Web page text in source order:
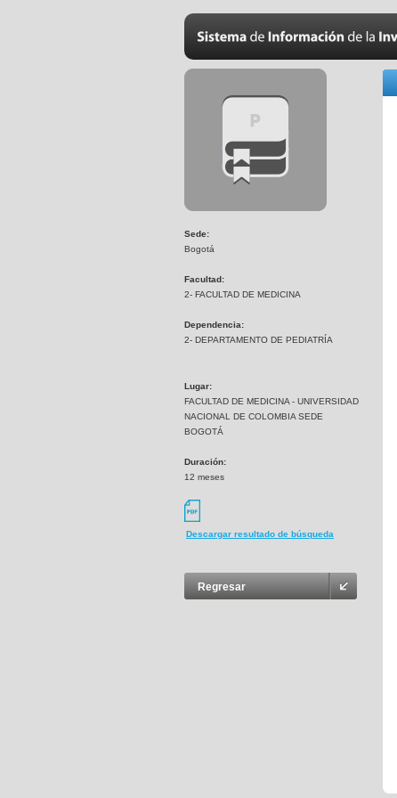
Sede:
Bogotá
Facultad:
2- FACULTAD DE MEDICINA
Dependencia:
2- DEPARTAMENTO DE PEDIATRÍA
Lugar:
FACULTAD DE MEDICINA - UNIVERSIDAD
NACIONAL DE COLOMBIA SEDE
BOGOTÁ
Duración:
12 meses
Descargar resultado de búsqueda
Regresar